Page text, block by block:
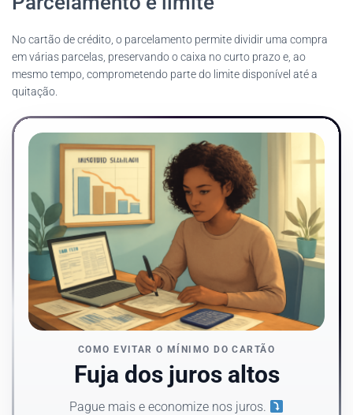
No cartão de crédito, o parcelamento permite dividir uma compra
em várias parcelas, preservando o caixa no curto prazo e, ao
mesmo tempo, comprometendo parte do limite disponível até a
quitação.
COMO EVITAR O MÍNIMO DO CARTÃO
Fuja dos juros altos
Pague mais e economize nos juros.